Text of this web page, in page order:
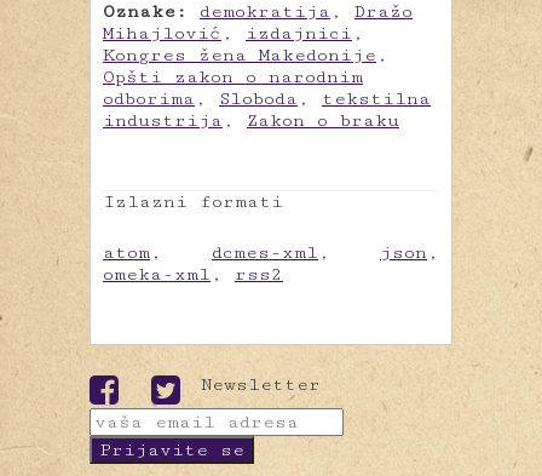
Oznake: demokratija , Dražo
Mihajlović , izdajnici ,
Kongres žena Makedonije ,
Opšti zakon o narodnim
odborima , Sloboda , tekstilna
industrija , Zakon o braku
Izlazni formati
atom , dcmes-xml , json ,
omeka-xml , rss2
Newsletter